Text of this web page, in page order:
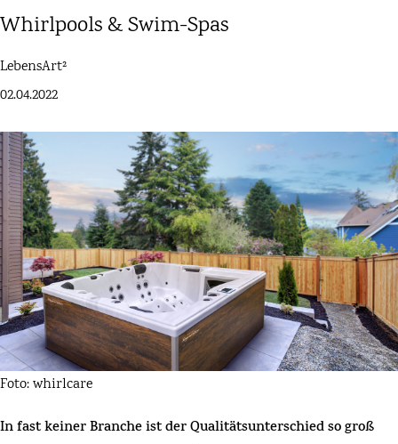
Whirlpools & Swim-Spas
LebensArt²
02.04.2022
Foto: whirlcare
In fast keiner Branche ist der Qualitätsunterschied so groß